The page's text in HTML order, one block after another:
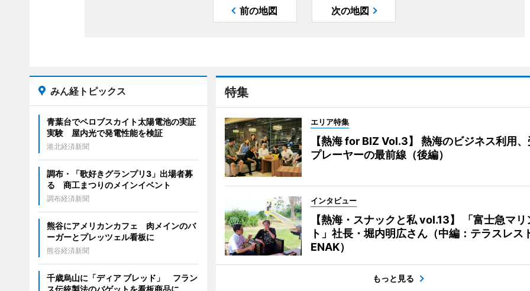
前の地図 次の地図
特集
エリア特集
【熱海 for BIZ Vol.3】 熱海のビジネス利用
プレーヤーの最前線（後編）
インタビュー
【熱海・スナックと私 vol.13】 「富士急マ
ト」社長・堀内明広さん（中編：テラスレス
ENAK）
もっと見る
みん経トピックス
青葉台でペロブスカイト太陽電池の実証
実験 屋内光で発電性能を検証
港北経済新聞
調布・「歌好きグランプリ3」出場者募
る 商工まつりのメインイベント
調布経済新聞
熊谷にアメリカンカフェ 肉メインのバ
ーガーとプレッツェル看板に
熊谷経済新聞
千歳烏山に「ディア ブレッド」 フラン